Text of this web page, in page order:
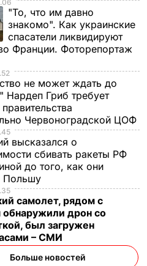
"То, что им давно
знакомо". Как украинские
спасатели ликвидируют
Франции. Фоторепортаж
не может ждать до
Нардеп Гриб требует
Червоноградской ЦОФ
высказался о
сбивать ракеты РФ
до того, как они
Польшу
самолет, рядом с
дрон со
был загружен
– СМИ
Больше новостей